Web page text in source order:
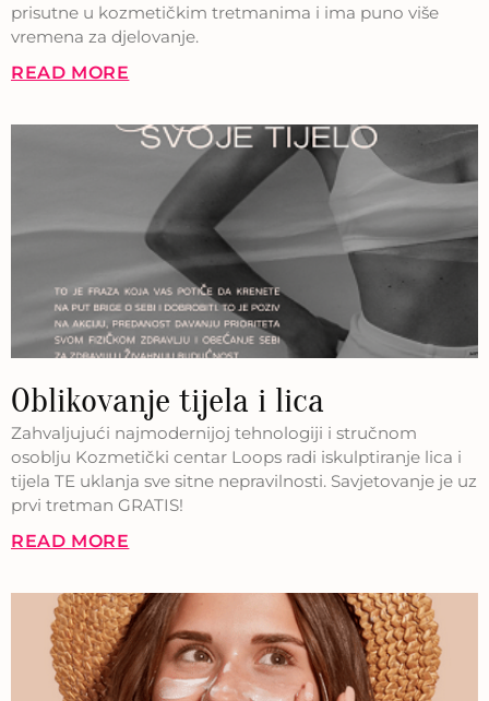
prisutne u kozmetičkim tretmanima i ima puno više
vremena za djelovanje.
READ MORE
Oblikovanje tijela i lica
Zahvaljujući najmodernijoj tehnologiji i stručnom
osoblju Kozmetički centar Loops radi iskulptiranje lica i
tijela TE uklanja sve sitne nepravilnosti. Savjetovanje je uz
prvi tretman GRATIS!
READ MORE